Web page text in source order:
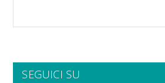
SEGUICI SU